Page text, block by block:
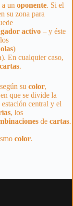
a un oponente. Si el
su zona para
activo – y éste
)
En cualquier caso,
cartas.
según su color,
que se divide la
central y el
, los
de cartas.
color.